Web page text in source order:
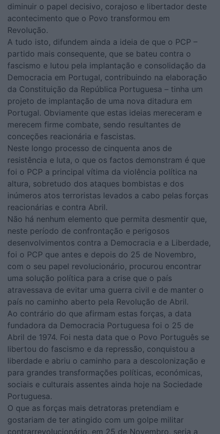
diminuir o papel decisivo, corajoso e libertador deste
acontecimento que o Povo transformou em
Revolução.
A tudo isto, difundem ainda a ideia de que o PCP –
partido mais consequente, que se bateu contra o
fascismo e lutou pela implantação e consolidação da
Democracia em Portugal, contribuindo na elaboração
da Constituição da República Portuguesa – tinha um
projeto de implantação de uma nova ditadura em
Portugal. Obviamente que estas ideias mereceram e
merecem firme combate, sendo resultantes de
conceções reacionária e fascistas.
Neste longo processo de cinquenta anos de
resistência e luta, o que os factos demonstram é que
foi o PCP a principal vítima da violência política na
altura, sobretudo dos ataques bombistas e dos
inúmeros atos terroristas levados a cabo pelas forças
reacionárias e contra Abril.
Não há nenhum elemento que permita desmentir que,
neste período de confrontação e perigosos
desenvolvimentos contra a Democracia e a Liberdade,
foi o PCP que antes e depois do 25 de Novembro,
com o seu papel revolucionário, procurou encontrar
uma solução política para a crise que o país
atravessava de evitar uma guerra civil e de manter o
país no caminho aberto pela Revolução de Abril.
Ao contrário do que afirmam estas forças, a data
fundadora da Democracia Portuguesa foi o 25 de
Abril de 1974. Foi nesta data que o Povo Português se
libertou do fascismo e da repressão, conquistou a
liberdade e abriu o caminho para a descolonização e
para grandes transformações políticas, económicas,
sociais e culturais assentes ainda hoje na Sociedade
Portuguesa.
O que as forças mais detratoras pretendiam e
gostariam de ter atingido com um golpe militar
contrarrevolucionário, em 25 de Novembro, seria a